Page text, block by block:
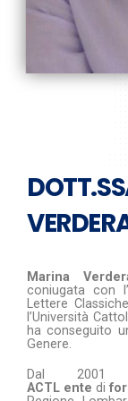
Marina
coniugata con
Lettere
l’Università
ha conseguito
Genere.
Dal
ACTL ente di